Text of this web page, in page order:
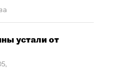
устали от
,